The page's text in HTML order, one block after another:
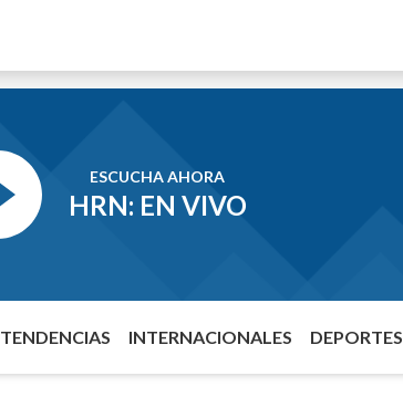
ESCUCHA AHORA
HRN: EN VIVO
TENDENCIAS INTERNACIONALES DEPORTES